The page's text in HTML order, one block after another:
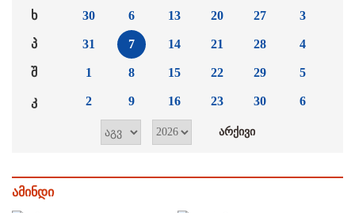
ხ
პ
შ
კ
30
31
1
2
6
7
8
9
13
14
15
16
20
21
22
23
27
28
29
30
3
4
5
6
ამინდი